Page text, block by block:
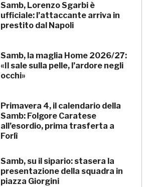
Samb, Lorenzo Sgarbi è
ufficiale: l’attaccante arriva in
prestito dal Napoli
Samb, la maglia Home 2026/27:
«Il sale sulla pelle, l’ardore negli
occhi»
Primavera 4, il calendario della
Samb: Folgore Caratese
all’esordio, prima trasferta a
Forlì
Samb, su il sipario: stasera la
presentazione della squadra in
piazza Giorgini